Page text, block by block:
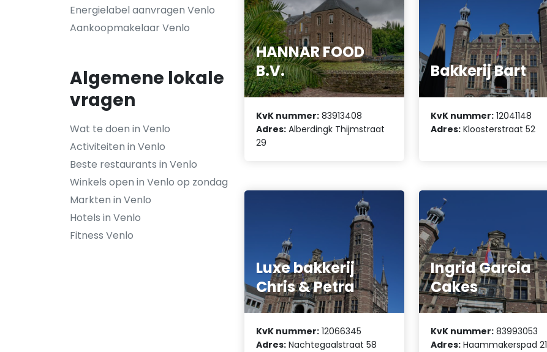
Energielabel aanvragen Venlo
Aankoopmakelaar Venlo
Algemene lokale
vragen
Wat te doen in Venlo
Activiteiten in Venlo
Beste restaurants in Venlo
Winkels open in Venlo op zondag
Markten in Venlo
Hotels in Venlo
Fitness Venlo
HANNAR FOOD
B.V.
KvK nummer: 83913408
Adres: Alberdingk Thijmstraat
29
Bakkerij Bart
KvK nummer: 12041148
Adres: Kloosterstraat 52
Luxe bakkerij
Chris & Petra
KvK nummer: 12066345
Adres: Nachtegaalstraat 58
Ingrid Garcia
Cakes
KvK nummer: 83993053
Adres: Haammakerspad 21